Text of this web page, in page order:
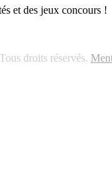
et des jeux concours !
droits réservés.